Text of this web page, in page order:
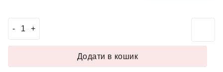
Гачок пластик 10 мм прозорий # кількість
Додати в кошик